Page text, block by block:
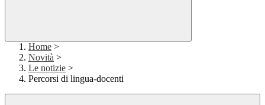
Home >
Novità >
Le notizie >
Percorsi di lingua-docenti